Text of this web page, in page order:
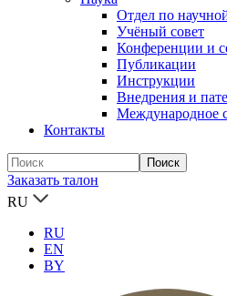
Отдел по
Учёный совет
Конференции и
Публикации
Инструкции
Внедрения и
Международное
Контакты
Заказать талон
RU
RU
EN
BY